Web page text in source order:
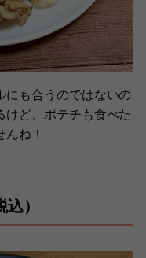
にも合うのではないの
けど、ポテチも食べた
ね！
）